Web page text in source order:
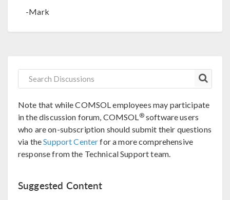
-Mark
Note that while COMSOL employees may participate
in the discussion forum, COMSOL®software users
who are on-subscription should submit their questions
via theSupport Centerfor a more comprehensive
response from the Technical Support team.
Suggested Content